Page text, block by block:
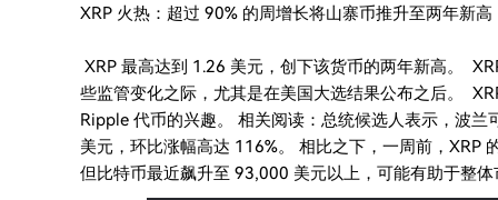
XRP 火热：超过 90% 的周增长将山寨币推升至两年新高
XRP 最高达到 1.26 美元，创下该货币的两年新高。
些监管变化之际，尤其是在美国大选结果公布之后。
Ripple 代币的兴趣。 相关阅读：总统候选人表示，波
美元，环比涨幅高达 116%。 相比之下，一周前，XRP
但比特币最近飙升至 93,000 美元以上，可能有助于整